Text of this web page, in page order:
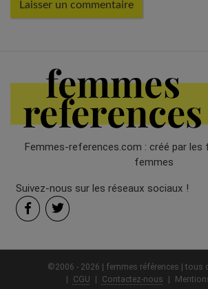
Femmes-references.com : créé par les
femmes
Suivez-nous sur les réseaux sociaux !
©2006 - 2026 | femmes références | tous
CGU
Contactez-nous